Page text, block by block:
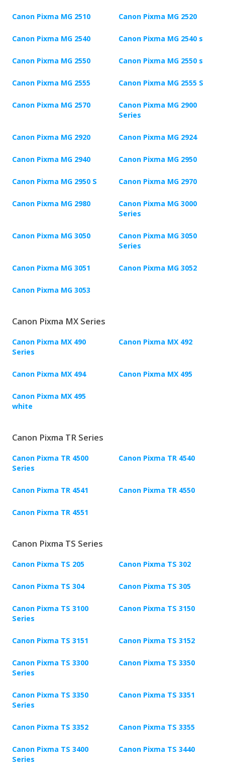
Canon Pixma MG 2510 Canon Pixma MG 2520
Canon Pixma MG 2540 Canon Pixma MG 2540 s
Canon Pixma MG 2550 Canon Pixma MG 2550 s
Canon Pixma MG 2555 Canon Pixma MG 2555 S
Canon Pixma MG 2570
Canon Pixma MG 2900
Series
Canon Pixma MG 2920 Canon Pixma MG 2924
Canon Pixma MG 2940 Canon Pixma MG 2950
Canon Pixma MG 2950 S Canon Pixma MG 2970
Canon Pixma MG 2980
Canon Pixma MG 3000
Series
Canon Pixma MG 3050
Canon Pixma MG 3050
Series
Canon Pixma MG 3051 Canon Pixma MG 3052
Canon Pixma MG 3053
Canon Pixma MX Series
Canon Pixma MX 490
Series
Canon Pixma MX 492
Canon Pixma MX 494 Canon Pixma MX 495
Canon Pixma MX 495
white
Canon Pixma TR Series
Canon Pixma TR 4500
Series
Canon Pixma TR 4540
Canon Pixma TR 4541 Canon Pixma TR 4550
Canon Pixma TR 4551
Canon Pixma TS Series
Canon Pixma TS 205 Canon Pixma TS 302
Canon Pixma TS 304 Canon Pixma TS 305
Canon Pixma TS 3100
Series
Canon Pixma TS 3150
Canon Pixma TS 3151 Canon Pixma TS 3152
Canon Pixma TS 3300
Series
Canon Pixma TS 3350
Canon Pixma TS 3350
Series
Canon Pixma TS 3351
Canon Pixma TS 3352 Canon Pixma TS 3355
Canon Pixma TS 3400
Series
Canon Pixma TS 3440